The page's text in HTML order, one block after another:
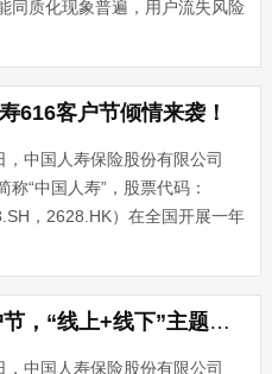
同质化现象普遍，用户流失风险
业银行手机银行APP提供了突破
现差异化竞争的关键路径。深度
准锚定用户需求···...
616客户节倾情来袭！
，中国人寿保险股份有限公司
称“中国人寿”，股票代码：
，2628.HK）在全国开展一年
新一波惊喜活动浪潮。本次客户
国寿 一生守护”为主题，通过一
、···...
中国人寿启动2025年客户节，“线上+线下”主题活动异彩纷呈
，中国人寿保险股份有限公司